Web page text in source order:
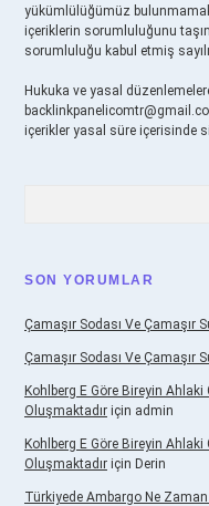
yükümlülüğümüz
içeriklerin sorumluluğunu
sorumluluğu kabul etmiş
Hukuka ve yasal
içerikler yasal süre içerisinde
SON YORUMLAR
Çamaşır Sodası Ve Çamaşır
Çamaşır Sodası Ve Çamaşır
Kohlberg E Göre Bireyin
Oluşmaktadır için admin
Kohlberg E Göre Bireyin
Oluşmaktadır için Derin
Türkiyede Ambargo Ne Zaman